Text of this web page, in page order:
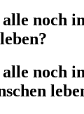
alle noch
alle noch